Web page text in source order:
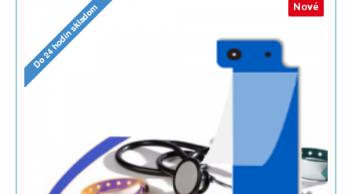
Nové